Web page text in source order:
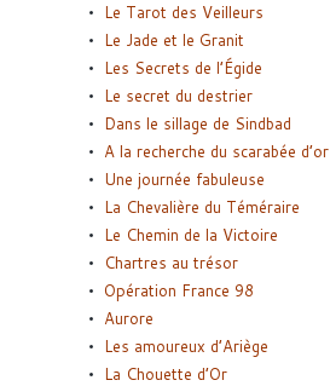
Le Tarot des Veilleurs
Le Jade et le Granit
Les Secrets de l’Égide
Le secret du destrier
Dans le sillage de Sindbad
A la recherche du scarabée d’or
Une journée fabuleuse
La Chevalière du Téméraire
Le Chemin de la Victoire
Chartres au trésor
Opération France 98
Aurore
Les amoureux d’Ariège
La Chouette d’Or